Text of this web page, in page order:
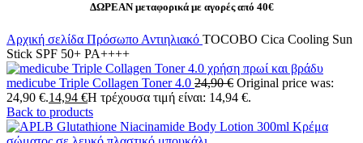
ΔΩΡΕΑΝ μεταφορικά με αγορές από 40€
Αρχική σελίδα Πρόσωπο Αντιηλιακό TOCOBO Cica Cooling Sun
Stick SPF 50+ PA++++
medicube Triple Collagen Toner 4.0 24,90€ Original price was:
24,90 €.14,94 €Η τρέχουσα τιμή είναι: 14,94 €.
Back to products